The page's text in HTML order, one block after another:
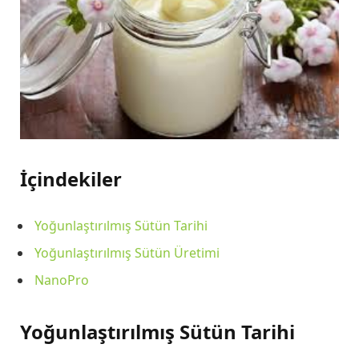
İçindekiler
Yoğunlaştırılmış Sütün Tarihi
Yoğunlaştırılmış Sütün Üretimi
NanoPro
Yoğunlaştırılmış Sütün Tarihi